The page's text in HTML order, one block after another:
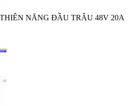
NĂNG ĐẦU TRÂU 48V 20A